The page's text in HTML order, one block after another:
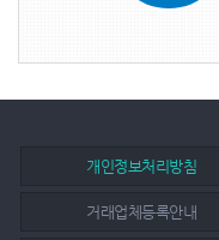
개인정보처리방침
거래업체등록안내